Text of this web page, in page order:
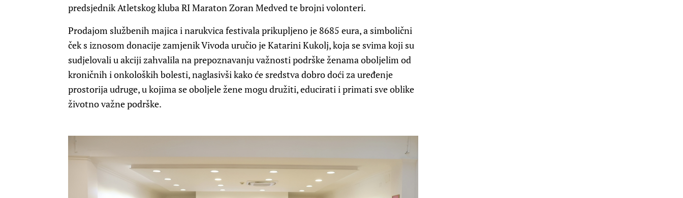
predsjednik Atletskog kluba RI Maraton Zoran Medved te brojni volonteri.
Prodajom službenih majica i narukvica festivala prikupljeno je 8685 eura, a simbolični
ček s iznosom donacije zamjenik Vivoda uručio je Katarini Kukolj, koja se svima koji su
sudjelovali u akciji zahvalila na prepoznavanju važnosti podrške ženama oboljelim od
kroničnih i onkoloških bolesti, naglasivši kako će sredstva dobro doći za uređenje
prostorija udruge, u kojima se oboljele žene mogu družiti, educirati i primati sve oblike
životno važne podrške.